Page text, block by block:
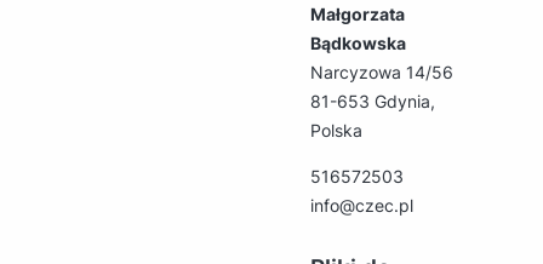
Małgorzata
Bądkowska
Narcyzowa 14/56
81-653 Gdynia,
Polska
516572503
info@czec.pl